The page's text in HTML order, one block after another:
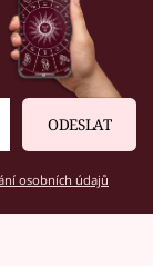
ODESLAT
osobních údajů